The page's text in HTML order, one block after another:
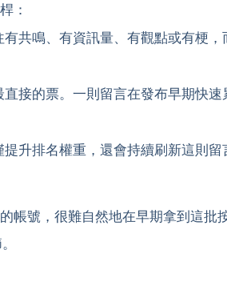
：
共鳴、有資訊量、有觀點或有梗
接的票。一則留言在發布早期快
提升排名權重，還會持續刷新這則
帳號，很難自然地在早期拿到這